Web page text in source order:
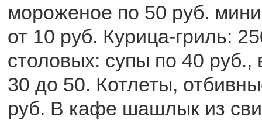
мороженое по 50 руб.
от 10 руб. Курица-гриль:
столовых: супы по 40
30 до 50. Котлеты,
руб. В кафе шашлык из